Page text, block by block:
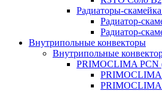
Радиаторы-
Радиатор-
Радиатор-
Внутрипольные конвекторы
Внутрипольные
PRIMOCLIMA PCN
PRIMOCLIMA
PRIMOCLIMA